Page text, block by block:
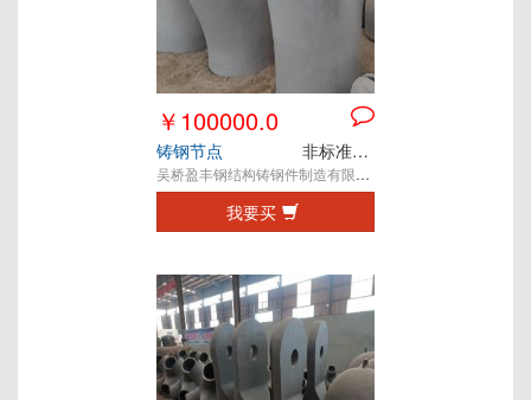
￥100000.0
铸钢节点 非标准定制件
吴桥盈丰钢结构铸钢件制造有限公司
我要买